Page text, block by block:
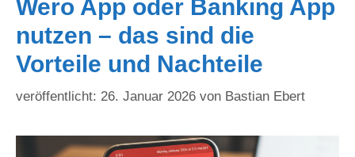
Wero App oder Banking App
nutzen – das sind die
Vorteile und Nachteile
26. Januar 2026 von Bastian Ebert